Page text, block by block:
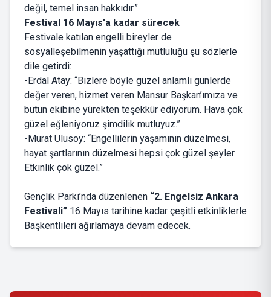
değil, temel insan hakkıdır.”
Festival 16 Mayıs'a kadar sürecek
Festivale katılan engelli bireyler de
sosyalleşebilmenin yaşattığı mutluluğu şu sözlerle
dile getirdi:
-Erdal Atay: “Bizlere böyle güzel anlamlı günlerde
değer veren, hizmet veren Mansur Başkan’ımıza ve
bütün ekibine yürekten teşekkür ediyorum. Hava çok
güzel eğleniyoruz şimdilik mutluyuz.”
-Murat Ulusoy: “Engellilerin yaşamının düzelmesi,
hayat şartlarının düzelmesi hepsi çok güzel şeyler.
Etkinlik çok güzel.”
Gençlik Parkı’nda düzenlenen “2. Engelsiz Ankara
Festivali” 16 Mayıs tarihine kadar çeşitli etkinliklerle
Başkentlileri ağırlamaya devam edecek.